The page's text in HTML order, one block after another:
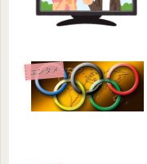
エンタメ